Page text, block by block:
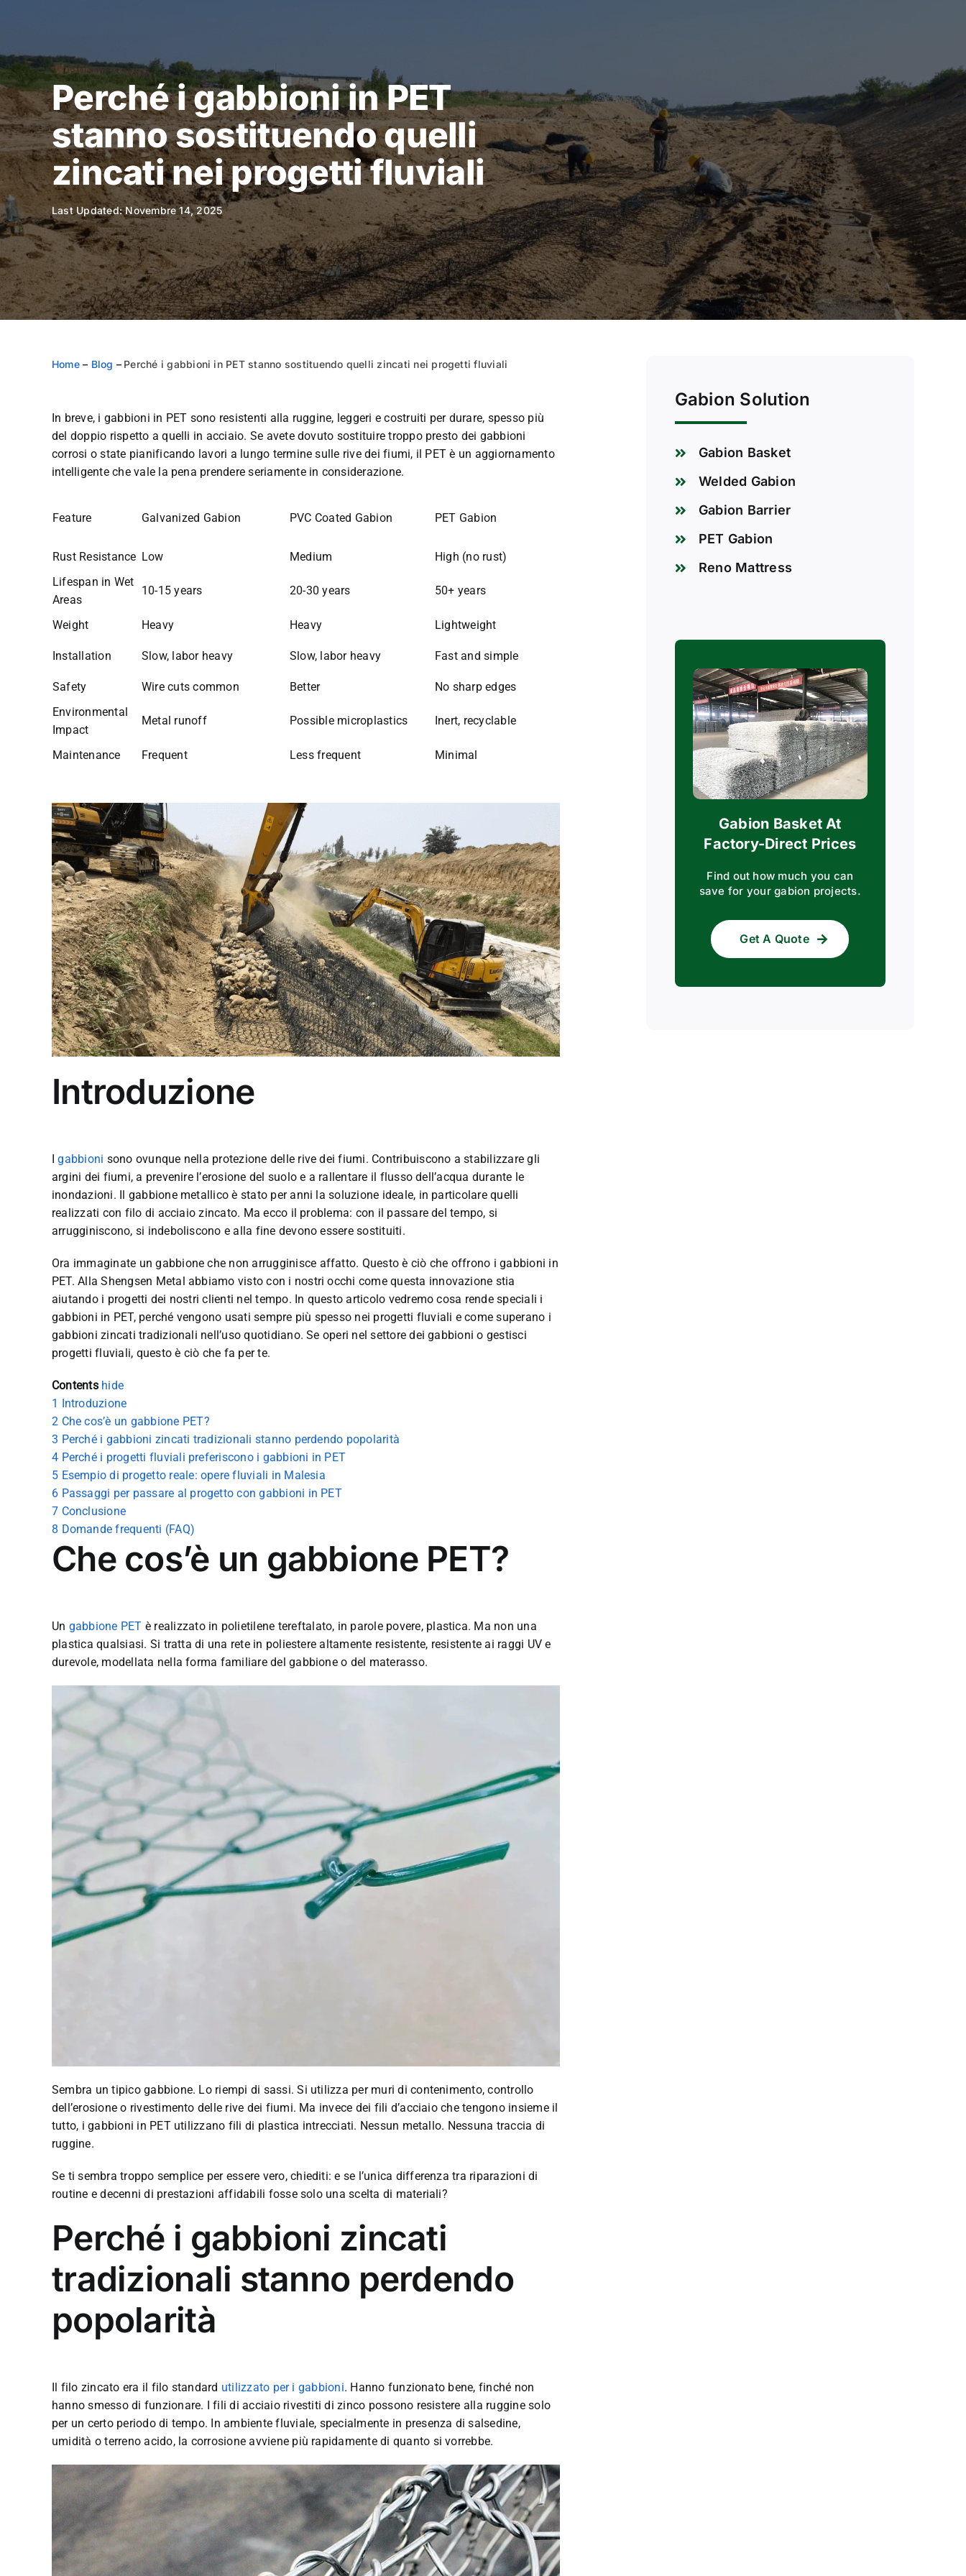
Perché i gabbioni in PET
stanno sostituendo quelli
zincati nei progetti fluviali
Last Updated: Novembre 14, 2025
Home– Blog – Perché i gabbioni in PET stanno sostituendo quelli zincati nei progetti fluviali
In breve, i gabbioni in PET sono resistenti alla ruggine, leggeri e costruiti per durare, spesso più
del doppio rispetto a quelli in acciaio. Se avete dovuto sostituire troppo presto dei gabbioni
corrosi o state pianificando lavori a lungo termine sulle rive dei fiumi, il PET è un aggiornamento
intelligente che vale la pena prendere seriamente in considerazione.
Feature Galvanized Gabion PVC Coated Gabion PET Gabion
Rust Resistance Low Medium
High (no rust)
Lifespan in Wet
Areas
10-15 years 20-30 years 50+ years
Weight Heavy Heavy Lightweight
Installation Slow, labor heavy Slow, labor heavy Fast and simple
Safety Wire cuts common Better
No sharp edges
Environmental
Impact
Metal runoff Possible microplastics Inert, recyclable
Maintenance Frequent Less frequent Minimal
Introduzione
Igabbioni sono ovunque nella protezione delle rive dei fiumi. Contribuiscono a stabilizzare gli
argini dei fiumi, a prevenire l’erosione del suolo e a rallentare il flusso dell’acqua durante le
inondazioni. Il gabbione metallico è stato per anni la soluzione ideale, in particolare quelli
realizzati con filo di acciaio zincato. Ma ecco il problema: con il passare del tempo, si
arrugginiscono, si indeboliscono e alla fine devono essere sostituiti.
Ora immaginate un gabbione che non arrugginisce affatto. Questo è ciò che offrono i gabbioni in
PET. Alla Shengsen Metal abbiamo visto con i nostri occhi come questa innovazione stia
aiutando i progetti dei nostri clienti nel tempo. In questo articolo vedremo cosa rende speciali i
gabbioni in PET, perché vengono usati sempre più spesso nei progetti fluviali e come superano i
gabbioni zincati tradizionali nell’uso quotidiano. Se operi nel settore dei gabbioni o gestisci
progetti fluviali, questo è ciò che fa per te.
Contents hide
1 Introduzione
2 Che cos’è un gabbione PET?
3 Perché i gabbioni zincati tradizionali stanno perdendo popolarità
4 Perché i progetti fluviali preferiscono i gabbioni in PET
5 Esempio di progetto reale: opere fluviali in Malesia
6 Passaggi per passare al progetto con gabbioni in PET
7 Conclusione
8 Domande frequenti (FAQ)
Che cos’è un gabbione PET?
Un gabbione PET è realizzato in polietilene tereftalato, in parole povere, plastica. Ma non una
plastica qualsiasi. Si tratta di una rete in poliestere altamente resistente, resistente ai raggi UV e
durevole, modellata nella forma familiare del gabbione o del materasso.
Sembra un tipico gabbione. Lo riempi di sassi. Si utilizza per muri di contenimento, controllo
dell’erosione o rivestimento delle rive dei fiumi. Ma invece dei fili d’acciaio che tengono insieme il
tutto, i gabbioni in PET utilizzano fili di plastica intrecciati. Nessun metallo. Nessuna traccia di
ruggine.
Se ti sembra troppo semplice per essere vero, chiediti: e se l’unica differenza tra riparazioni di
routine e decenni di prestazioni affidabili fosse solo una scelta di materiali?
Perché i gabbioni zincati
tradizionali stanno perdendo
popolarità
Il filo zincato era il filo standard utilizzato per i gabbioni. Hanno funzionato bene, finché non
hanno smesso di funzionare. I fili di acciaio rivestiti di zinco possono resistere alla ruggine solo
per un certo periodo di tempo. In ambiente fluviale, specialmente in presenza di salsedine,
umidità o terreno acido, la corrosione avviene più rapidamente di quanto si vorrebbe.
Gabion Solution
Gabion Basket
Welded Gabion
Gabion Barrier
PET Gabion
Reno Mattress
Gabion Basket At
Factory-Direct Prices
Find out how much you can
save for your gabion projects.
Get A Quote